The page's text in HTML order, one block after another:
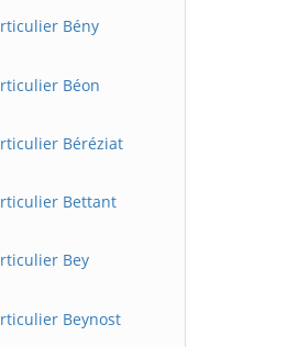
Bény
Béon
Béréziat
Bettant
Bey
Beynost